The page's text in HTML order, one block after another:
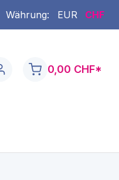
Währung: EUR CHF
0,00 CHF*